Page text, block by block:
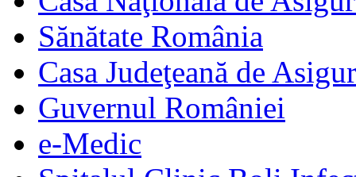
Sănătate România
Casa Judeţeană de
Guvernul României
e-Medic